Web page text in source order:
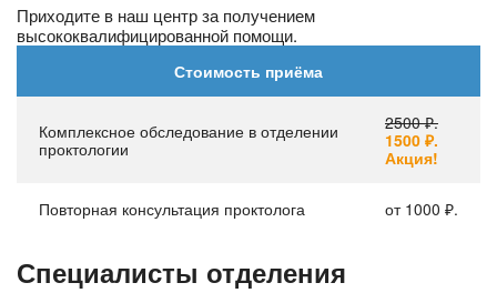
Приходите в наш центр за получением
высококвалифицированной помощи.
Стоимость приёма
Комплексное обследование в отделении
проктологии
2500 ₽.
1500 ₽.
Акция!
Повторная консультация проктолога от 1000 ₽.
Специалисты отделения